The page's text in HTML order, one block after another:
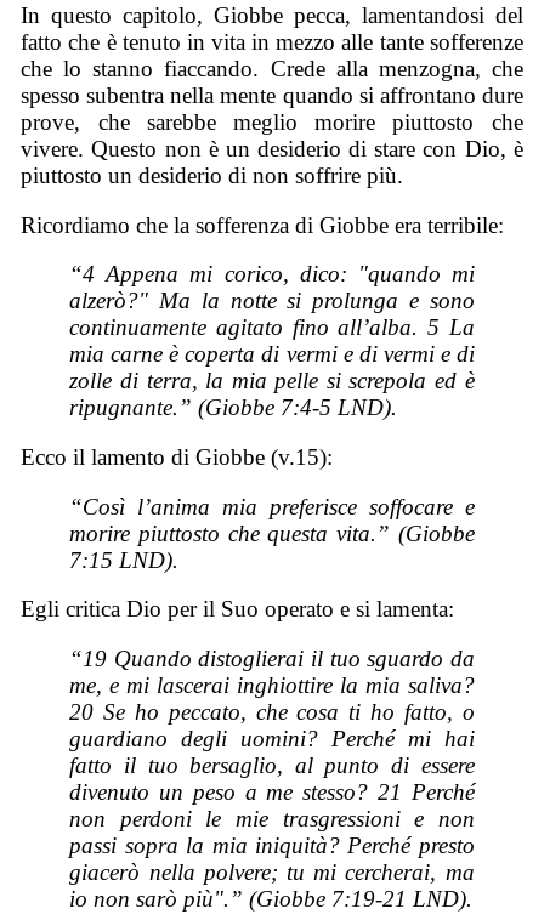
In questo capitolo, Giobbe pecca, lamentandosi del
fatto che è tenuto in vita in mezzo alle tante sofferenze
che lo stanno fiaccando. Crede alla menzogna, che
spesso subentra nella mente quando si affrontano dure
prove, che sarebbe meglio morire piuttosto che
vivere. Questo non è un desiderio di stare con Dio, è
piuttosto un desiderio di non soffrire più.
Ricordiamo che la sofferenza di Giobbe era terribile:
“4 Appena mi corico, dico: "quando mi
alzerò?" Ma la notte si prolunga e sono
continuamente agitato fino all’alba. 5 La
mia carne è coperta di vermi e di vermi e di
zolle di terra, la mia pelle si screpola ed è
ripugnante.” (Giobbe 7:4-5 LND).
Ecco il lamento di Giobbe (v.15):
“Così l’anima mia preferisce soffocare e
morire piuttosto che questa vita.” (Giobbe
7:15 LND).
Egli critica Dio per il Suo operato e si lamenta:
“19 Quando distoglierai il tuo sguardo da
me, e mi lascerai inghiottire la mia saliva?
20 Se ho peccato, che cosa ti ho fatto, o
guardiano degli uomini? Perché mi hai
fatto il tuo bersaglio, al punto di essere
divenuto un peso a me stesso? 21 Perché
non perdoni le mie trasgressioni e non
passi sopra la mia iniquità? Perché presto
giacerò nella polvere; tu mi cercherai, ma
io non sarò più".” (Giobbe 7:19-21 LND).